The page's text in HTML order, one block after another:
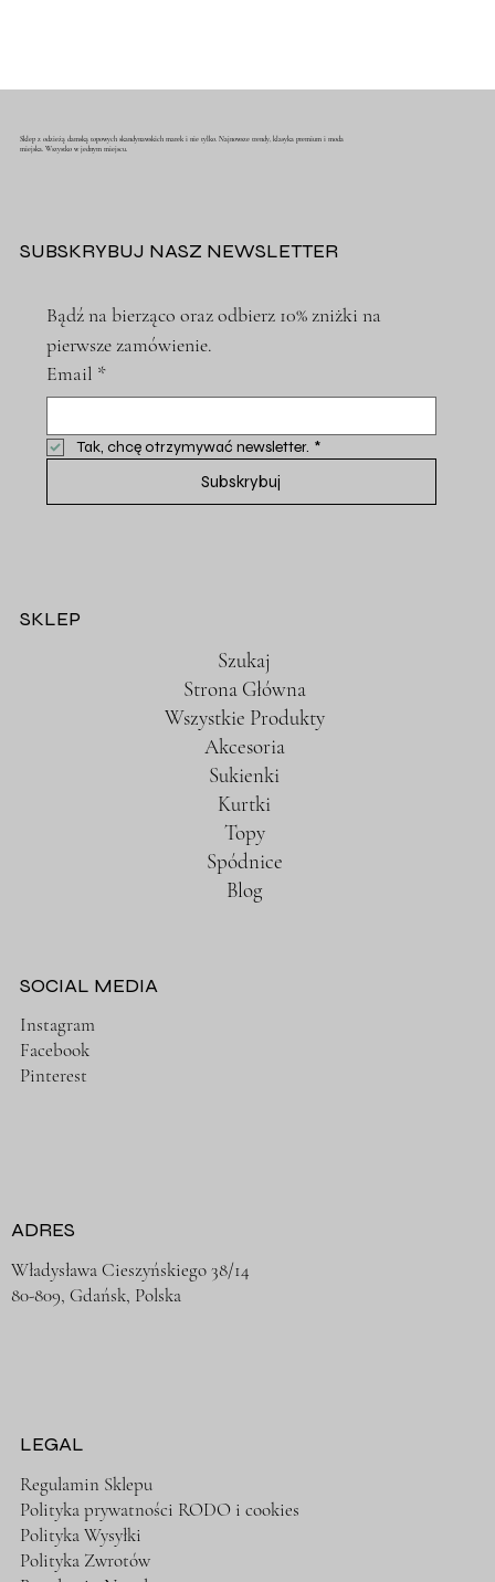
Sklep z odzieżą damską topowych skandynawskich marek i nie tylko. Najnowsze trendy, klasyka premium i moda
miejska. Wszystko w jednym miejscu.
SUBSKRYBUJ NASZ NEWSLETTER
Bądź na bierząco oraz odbierz 10% zniżki na
pierwsze zamówienie.
Email *
Tak, chcę otrzymywać newsletter. *
Subskrybuj
SKLEP
Szukaj
Strona Główna
Wszystkie Produkty
Akcesoria
Sukienki
Kurtki
Topy
Spódnice
Blog
LEGAL
Regulamin Sklepu
Polityka prywatności RODO i cookies
Polityka Wysyłki
Polityka Zwrotów
ADRES
Władysława Cieszyńskiego 38/14
80-809, Gdańsk, Polska
SOCIAL MEDIA
Instagram
Facebook
Pinterest